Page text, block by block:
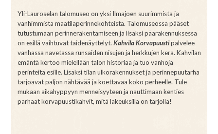
Yli-Lauroselan talomuseo on yksi Ilmajoen suurimmista ja
vanhimmista maatilaperinnekohteista. Talomuseossa pääset
tutustumaan perinnerakentamiseen ja lisäksi päärakennuksessa
on esillä vaihtuvat taidenäyttelyt.Kahvila Korvapuustipalvelee
vanhassa navetassa runsaiden nisujen ja herkkujen kera. Kahvilan
emäntä kertoo mielellään talon historiaa ja tuo vanhoja
perinteitä esille. Lisäksi tilan ulkorakennukset ja perinnepuutarha
tarjoavat paljon nähtävää ja koettavaa koko perheelle. Tule
mukaan aikahyppyyn menneisyyteen ja nauttimaan kenties
parhaat korvapuustikahvit, mitä lakeuksilla on tarjolla!